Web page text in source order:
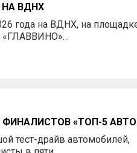
НА ВДНХ
года на ВДНХ, на
«ГЛАВВИНО»…
«ТОП-5
тест-драйв автомобилей,